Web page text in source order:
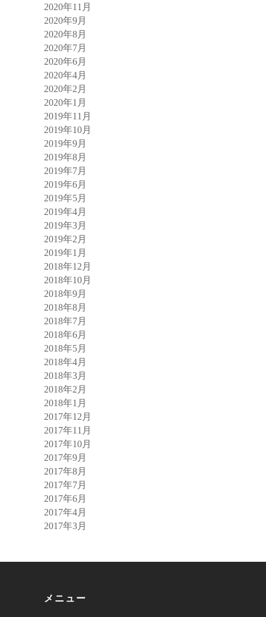
2020年11月
2020年9月
2020年8月
2020年7月
2020年6月
2020年4月
2020年2月
2020年1月
2019年11月
2019年10月
2019年9月
2019年8月
2019年7月
2019年6月
2019年5月
2019年4月
2019年3月
2019年2月
2019年1月
2018年12月
2018年10月
2018年9月
2018年8月
2018年7月
2018年6月
2018年5月
2018年4月
2018年3月
2018年2月
2018年1月
2017年12月
2017年11月
2017年10月
2017年9月
2017年8月
2017年7月
2017年6月
2017年4月
2017年3月
メニュー